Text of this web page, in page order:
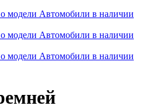
модели Автомобили в наличии
модели Автомобили в наличии
модели Автомобили в наличии